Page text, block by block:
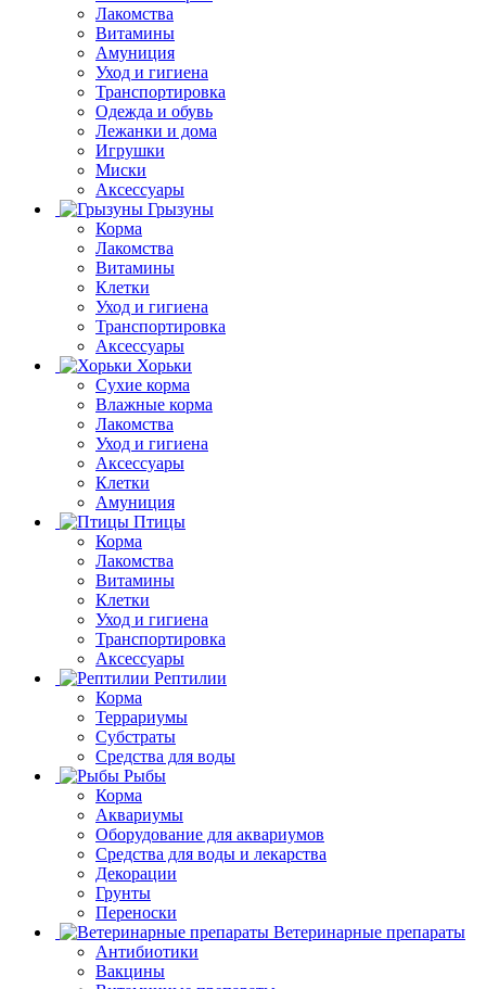
Лакомства
Витамины
Амуниция
Уход и гигиена
Транспортировка
Одежда и обувь
Лежанки и дома
Игрушки
Миски
Аксессуары
Грызуны
Корма
Лакомства
Витамины
Клетки
Уход и гигиена
Транспортировка
Аксессуары
Хорьки
Сухие корма
Влажные корма
Лакомства
Уход и гигиена
Аксессуары
Клетки
Амуниция
Птицы
Корма
Лакомства
Витамины
Клетки
Уход и гигиена
Транспортировка
Аксессуары
Рептилии
Корма
Террариумы
Субстраты
Средства для воды
Рыбы
Корма
Аквариумы
Оборудование для аквариумов
Средства для воды и лекарства
Декорации
Грунты
Переноски
Ветеринарные препараты
Антибиотики
Вакцины